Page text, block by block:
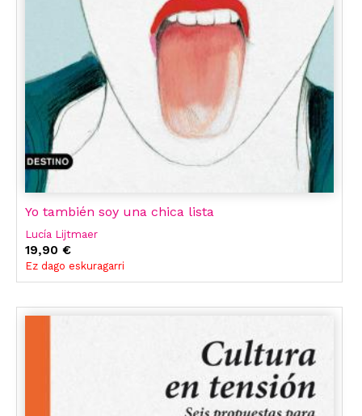
Yo también soy una chica lista
Lucía Lijtmaer
19,90 €
Ez dago eskuragarri